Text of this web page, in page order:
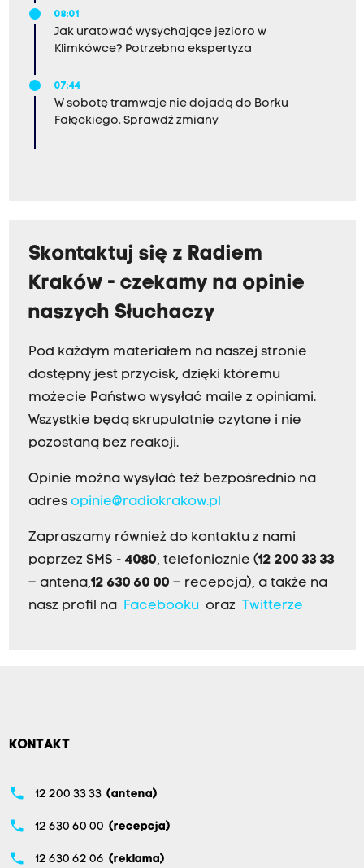
08:01
Jak uratować wysychające jezioro w
Klimkówce? Potrzebna ekspertyza
07:44
W sobotę tramwaje nie dojadą do Borku
Fałęckiego. Sprawdź zmiany
Skontaktuj się z Radiem
Kraków - czekamy na opinie
naszych Słuchaczy
Pod każdym materiałem na naszej stronie
dostępny jest przycisk, dzięki któremu
możecie Państwo wysyłać maile z opiniami.
Wszystkie będą skrupulatnie czytane i nie
pozostaną bez reakcji.
Opinie można wysyłać też bezpośrednio na
adres opinie@radiokrakow.pl
Zapraszamy również do kontaktu z nami
poprzez SMS - 4080, telefonicznie (12 200 33 33
– antena,12 630 60 00 – recepcja), a także na
nasz profil na
Facebookuoraz Twitterze
KONTAKT
phone 12 200 33 33 (antena)
phone 12 630 60 00 (recepcja)
phone 12 630 62 06 (reklama)